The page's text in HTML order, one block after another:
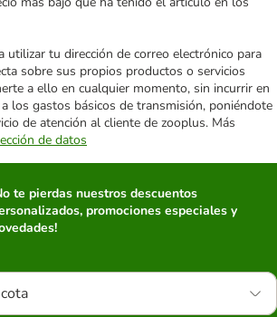
utilizar tu dirección de correo electrónico para
sobre sus propios productos o servicios
a ello en cualquier momento, sin incurrir en
los gastos básicos de transmisión, poniéndote
de atención al cliente de zooplus. Más
de datos
te pierdas nuestros descuentos
promociones especiales y